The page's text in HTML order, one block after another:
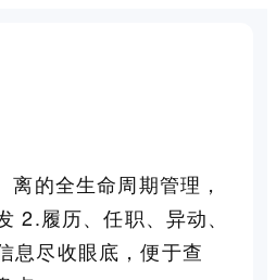
的全生命周期管理，
2.履历、任职、异动、
息尽收眼底，便于查